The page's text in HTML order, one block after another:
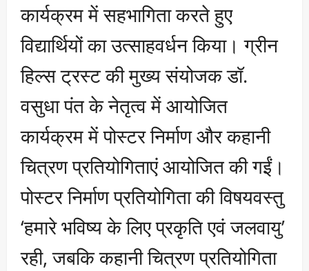
कार्यक्रम में सहभागिता करते हुए
विद्यार्थियों का उत्साहवर्धन किया। ग्रीन
हिल्स ट्रस्ट की मुख्य संयोजक डॉ.
वसुधा पंत के नेतृत्व में आयोजित
कार्यक्रम में पोस्टर निर्माण और कहानी
चित्रण प्रतियोगिताएं आयोजित की गईं।
पोस्टर निर्माण प्रतियोगिता की विषयवस्तु
‘हमारे भविष्य के लिए प्रकृति एवं जलवायु’
रही, जबकि कहानी चित्रण प्रतियोगिता